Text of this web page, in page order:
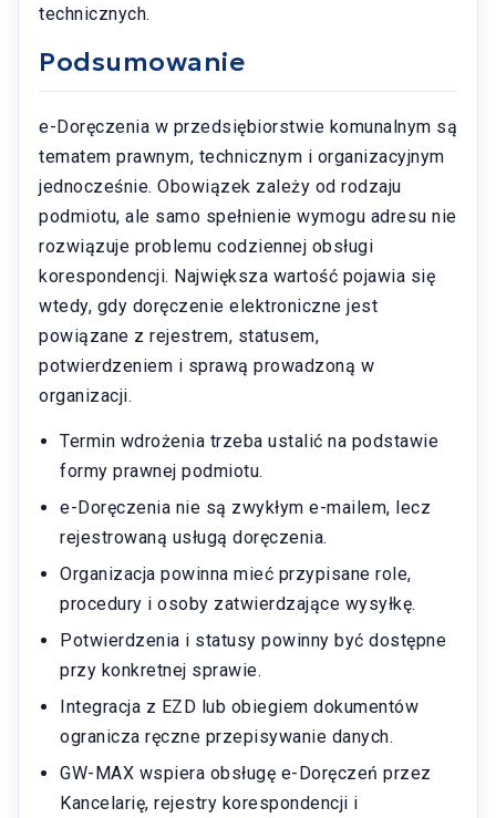
technicznych.
Podsumowanie
e-Doręczenia w przedsiębiorstwie komunalnym są
tematem prawnym, technicznym i organizacyjnym
jednocześnie. Obowiązek zależy od rodzaju
podmiotu, ale samo spełnienie wymogu adresu nie
rozwiązuje problemu codziennej obsługi
korespondencji. Największa wartość pojawia się
wtedy, gdy doręczenie elektroniczne jest
powiązane z rejestrem, statusem,
potwierdzeniem i sprawą prowadzoną w
organizacji.
Termin wdrożenia trzeba ustalić na podstawie
formy prawnej podmiotu.
e-Doręczenia nie są zwykłym e-mailem, lecz
rejestrowaną usługą doręczenia.
Organizacja powinna mieć przypisane role,
procedury i osoby zatwierdzające wysyłkę.
Potwierdzenia i statusy powinny być dostępne
przy konkretnej sprawie.
Integracja z EZD lub obiegiem dokumentów
ogranicza ręczne przepisywanie danych.
GW-MAX wspiera obsługę e-Doręczeń przez
Kancelarię, rejestry korespondencji i